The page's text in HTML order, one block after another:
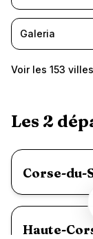
Galeria
Voir les 153 villes
Les 2
Corse-du-
Haute-